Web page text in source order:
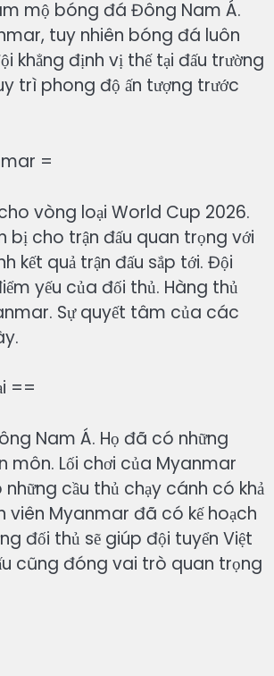
mộ bóng đá Đông Nam Á.
tuy nhiên bóng đá luôn
khẳng định vị thế tại đấu trường
trì phong độ ấn tượng trước
=
vòng loại World Cup 2026.
bị cho trận đấu quan trọng với
quả trận đấu sắp tới. Đội
yếu của đối thủ. Hàng thủ
Sự quyết tâm của các
==
Nam Á. Họ đã có những
môn. Lối chơi của Myanmar
cầu thủ chạy cánh có khả
viên Myanmar đã có kế hoạch
đối thủ sẽ giúp đội tuyển Việt
cũng đóng vai trò quan trọng